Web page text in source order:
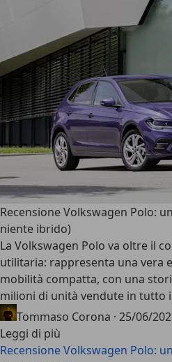
Recensione Volkswagen Polo:
niente ibrido)
La Volkswagen Polo va oltre il
utilitaria: rappresenta una vera
mobilità compatta, con una
milioni di unità vendute in tutto
Tommaso Corona · 25/06/
Leggi di più
Recensione Volkswagen Polo: